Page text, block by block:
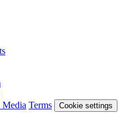
Media Terms Cookie settings